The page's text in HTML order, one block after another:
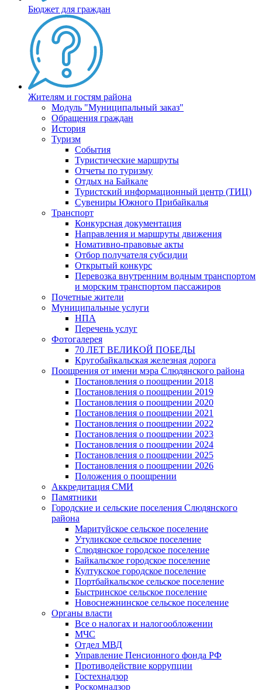
Бюджет для граждан
Жителям и гостям района
Модуль "Муниципальный заказ"
Обращения граждан
История
Туризм
События
Туристические маршруты
Отчеты по туризму
Отдых на Байкале
Туристский информационный центр (ТИЦ)
Сувениры Южного Прибайкалья
Транспорт
Конкурсная документация
Направления и маршруты движения
Номативно-правовые акты
Отбор получателя субсидии
Открытый конкурс
Перевозка внутренним водным транспортом
и морским транспортом пассажиров
Почетные жители
Муниципальные услуги
НПА
Перечень услуг
Фотогалерея
70 ЛЕТ ВЕЛИКОЙ ПОБЕДЫ
Кругобайкальская железная дорога
Поощрения от имени мэра Слюдянского района
Постановления о поощрении 2018
Постановления о поощрении 2019
Постановления о поощрении 2020
Постановления о поощрении 2021
Постановления о поощрении 2022
Постановления о поощрении 2023
Постановления о поощрении 2024
Постановления о поощрении 2025
Постановления о поощрении 2026
Положения о поощрении
Аккредитация СМИ
Памятники
Городские и сельские поселения Слюдянского
района
Маритуйское сельское поселение
Утуликское сельское поселение
Слюдянское городское поселение
Байкальское городское поселение
Култукское городское поселение
Портбайкальское сельское поселение
Быстринское сельское поселение
Новоснежнинское сельское поселение
Органы власти
Все о налогах и налогообложении
МЧС
Отдел МВД
Управление Пенсионного фонда РФ
Противодействие коррупции
Гостехнадзор
Роскомнадзор